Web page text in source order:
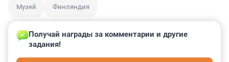
Музей Финляндия
Получай награды за комментарии и другие
задания!